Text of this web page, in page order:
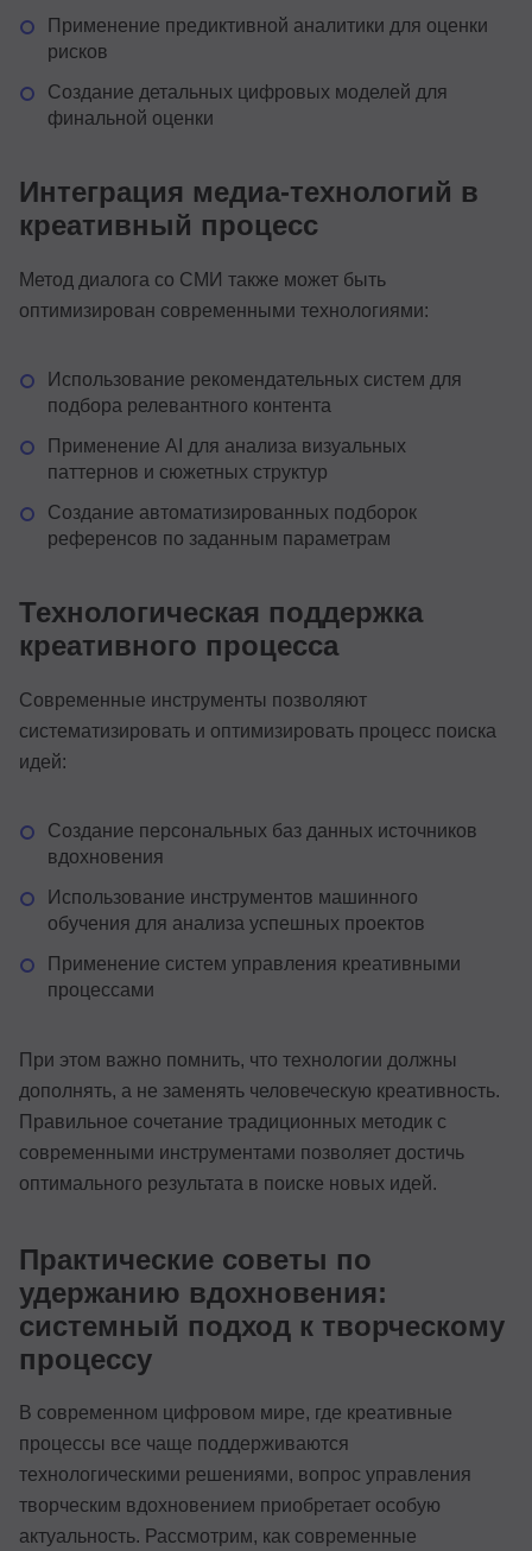
Применение предиктивной аналитики для оценки
рисков
Создание детальных цифровых моделей для
финальной оценки
Интеграция медиа-технологий в
креативный процесс
Метод диалога со СМИ также может быть
оптимизирован современными технологиями:
Использование рекомендательных систем для
подбора релевантного контента
Применение AI для анализа визуальных
паттернов и сюжетных структур
Создание автоматизированных подборок
референсов по заданным параметрам
Технологическая поддержка
креативного процесса
Современные инструменты позволяют
систематизировать и оптимизировать процесс поиска
идей:
Создание персональных баз данных источников
вдохновения
Использование инструментов машинного
обучения для анализа успешных проектов
Применение систем управления креативными
процессами
При этом важно помнить, что технологии должны
дополнять, а не заменять человеческую креативность.
Правильное сочетание традиционных методик с
современными инструментами позволяет достичь
оптимального результата в поиске новых идей.
Практические советы по
удержанию вдохновения:
системный подход к творческому
процессу
В современном цифровом мире, где креативные
процессы все чаще поддерживаются
технологическими решениями, вопрос управления
творческим вдохновением приобретает особую
актуальность. Рассмотрим, как современные